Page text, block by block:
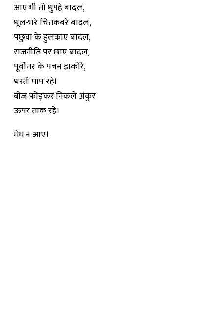
आए भी तो धुपहे बादल,
धूल-भरे चितकबरे बादल,
पछुवा के हुलकाए बादल,
राजनीति पर छाए बादल,
पूर्वोत्तर के पचन झकोरे,
धरती माप रहे।
बीज फोड़कर निकले अंकुर
ऊपर ताक रहे।
मेघ न आए।